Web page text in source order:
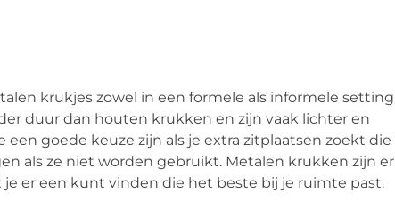
krukjes zowel in een formele als informele setting
duur dan houten krukken en zijn vaak lichter en
goede keuze zijn als je extra zitplaatsen zoekt die
als ze niet worden gebruikt. Metalen krukken zijn er
er een kunt vinden die het beste bij je ruimte past.